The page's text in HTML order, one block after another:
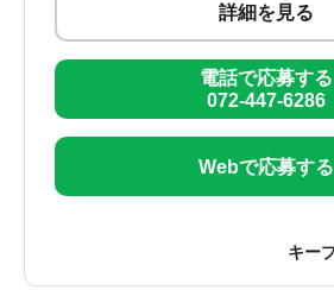
詳細を見る
電話で応募する
072-447-6286
Webで応募する